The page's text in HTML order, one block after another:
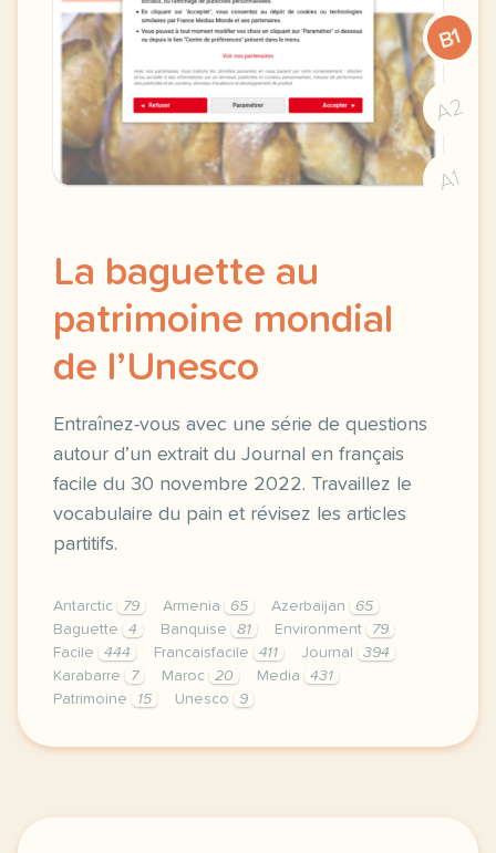
B1
A2
A1
La baguette au
patrimoine mondial
de l’Unesco
Entraînez-vous avec une série de questions
autour d’un extrait du Journal en français
facile du 30 novembre 2022. Travaillez le
vocabulaire du pain et révisez les articles
partitifs.
Antarctic 79 Armenia 65 Azerbaijan
65
Baguette
4 Banquise 81 Environment
79
Facile
444 Francaisfacile 411 Journal
394
Karabarre
7 Maroc 20 Media
431
Patrimoine
15 Unesco 9
exercice b1 la baguette au patrimoine mondial